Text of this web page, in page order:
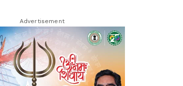
Advertisement